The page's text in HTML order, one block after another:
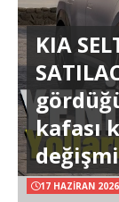
KIA
kafası
17 HAZIRAN 2026